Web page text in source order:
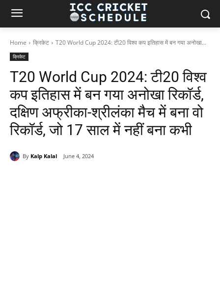
Home क्रिकेट T20 World Cup 2024: टी20 विश्व कप इतिहास में बन गया अनोखा...
क्रिकेट
T20 World Cup 2024: टी20 विश्व
कप इतिहास में बन गया अनोखा रिकॉर्ड,
दक्षिण अफ्रीका-श्रीलंका मैच में बना वो
रिकॉर्ड, जो 17 साल में नहीं बना कभी
By Kalp Kalal June 4, 2024